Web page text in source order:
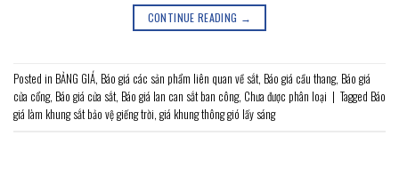
CONTINUE READING →
Posted in BẢNG GIÁ, Báo giá các sản phẩm liên quan về sắt, Báo giá cầu thang, Báo giá
cửa cổng, Báo giá cửa sắt, Báo giá lan can sắt ban công, Chưa được phân loại | Tagged Báo
giá làm khung sắt bảo vệ giếng trời, giá khung thông gió lấy sáng